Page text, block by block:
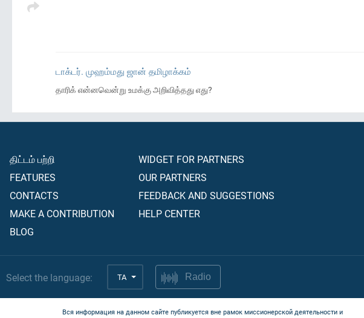
டாக்டர். முஹம்மது ஜான் தமிழாக்கம்
தாரிக் என்னவென்று உமக்கு அறிவித்தது எது?
திட்டம் பற்றி
FEATURES
CONTACTS
MAKE A CONTRIBUTION
BLOG
WIDGET FOR PARTNERS
OUR PARTNERS
FEEDBACK AND SUGGESTIONS
HELP CENTER
Select the language: TA Radio
Вся информация на данном сайте публикуется вне рамок миссионерской деятельности и